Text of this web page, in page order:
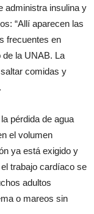
administra insulina y
“Allí aparecen las
frecuentes en
de la UNAB. La
comidas y
pérdida de agua
el volumen
ya está exigido y
trabajo cardíaco se
adultos
o mareos sin